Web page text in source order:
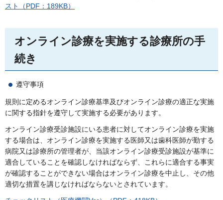
スト（PDF：189KB）
オンライン診療を実施する診療所の手
続き
遵守事項
規則に定めるオンライン診療基準及びオンライン診療の適正な実施
に関する指針を遵守して実施する必要があります。
オンライン診療受診施設にいる患者に対してオンライン診療を実施
する場合は、オンライン診療を実施する医師又は歯科医師が勤する
病院又は診療所の管理者が、当該オンライン診療受診施設が基準に
適合していることを確認しなければならず、これらに適合する事実
が確認することができない場合はオンライン診療を中止し、その他
適切な措置を講じなければならないとされています。